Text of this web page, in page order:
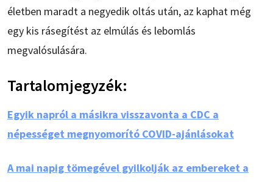
életben maradt a negyedik oltás után, az kaphat még
egy kis rásegítést az elmúlás és lebomlás
megvalósulására.
Tartalomjegyzék:
Egyik napról a másikra visszavonta a CDC a
népességet megnyomorító COVID-ajánlásokat
A mai napig tömegével gyilkolják az embereket a